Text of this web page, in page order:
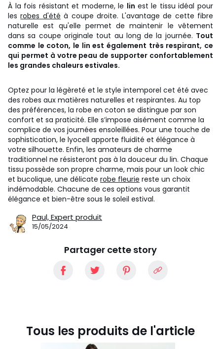
À la fois résistant et moderne, le lin est le tissu idéal pour
lesrobes d'été à coupe droite. L'avantage de cette fibre
naturelle est qu'elle permet de maintenir le vêtement
dans sa coupe originale tout au long de la journée. Tout
comme le coton, le lin est également très respirant, ce
qui permet à votre peau de supporter confortablement
les grandes chaleurs estivales.
Optez pour la légèreté et le style intemporel cet été avec
des robes aux matières naturelles et respirantes. Au top
des préférences, la robe en coton se distingue par son
confort et sa praticité. Elle s’impose aisément comme la
complice de vos journées ensoleillées. Pour une touche de
sophistication, le lyocell apporte fluidité et élégance à
votre silhouette. Enfin, les amateurs de charme
traditionnel ne résisteront pas à la douceur du lin. Chaque
tissu possède son propre charme, mais pour un look chic
et bucolique, une délicate robe fleurie reste un choix
indémodable. Chacune de ces options vous garantit
élégance et bien-être sous le soleil estival.
Paul,Expert produit
15/05/2024
Partager cette story
Tous les produits de l'article